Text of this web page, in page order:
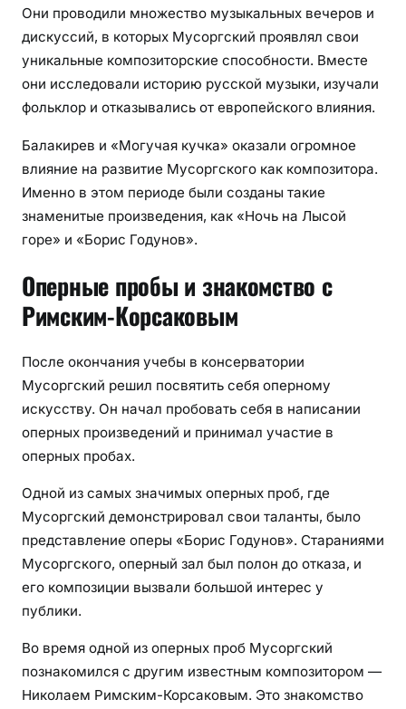
Они проводили множество музыкальных вечеров и
дискуссий, в которых Мусоргский проявлял свои
уникальные композиторские способности. Вместе
они исследовали историю русской музыки, изучали
фольклор и отказывались от европейского влияния.
Балакирев и «Могучая кучка» оказали огромное
влияние на развитие Мусоргского как композитора.
Именно в этом периоде были созданы такие
знаменитые произведения, как «Ночь на Лысой
горе» и «Борис Годунов».
Оперные пробы и знакомство с
Римским-Корсаковым
После окончания учебы в консерватории
Мусоргский решил посвятить себя оперному
искусству. Он начал пробовать себя в написании
оперных произведений и принимал участие в
оперных пробах.
Одной из самых значимых оперных проб, где
Мусоргский демонстрировал свои таланты, было
представление оперы «Борис Годунов». Стараниями
Мусоргского, оперный зал был полон до отказа, и
его композиции вызвали большой интерес у
публики.
Во время одной из оперных проб Мусоргский
познакомился с другим известным композитором —
Николаем Римским-Корсаковым. Это знакомство